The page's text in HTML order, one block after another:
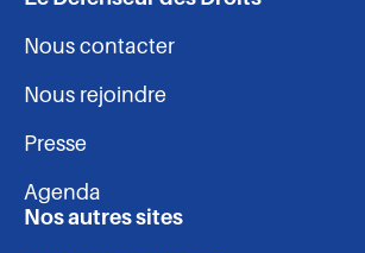
Nous contacter
Nous rejoindre
Presse
Agenda
Nos autres sites